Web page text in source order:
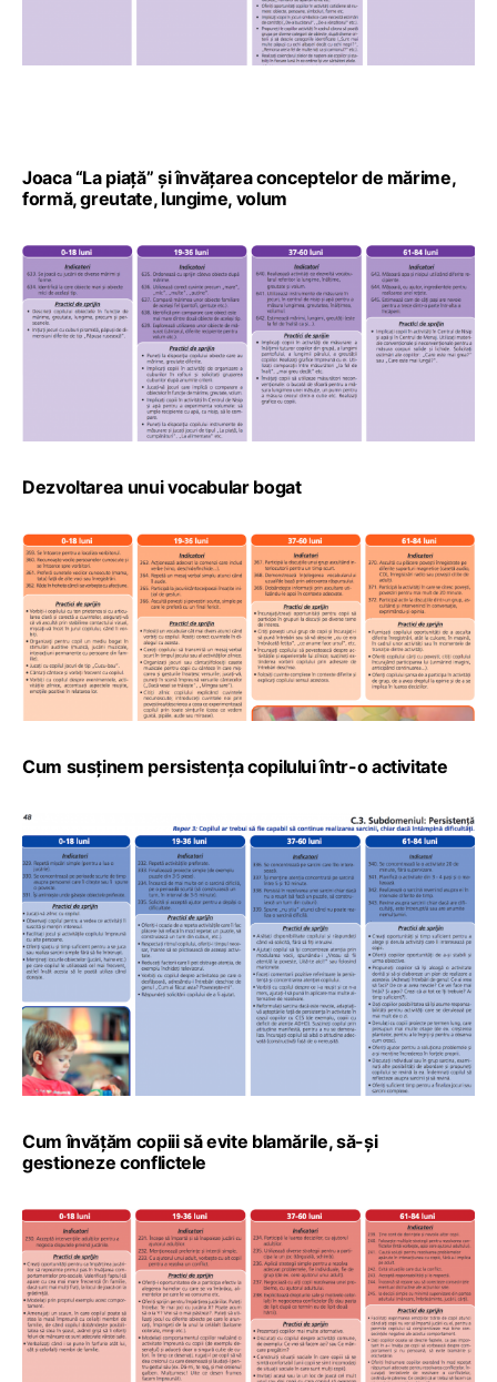
Joaca “La piață” și învățarea conceptelor de mărime,
formă, greutate, lungime, volum
Dezvoltarea unui vocabular bogat
Cum susținem persistența copilului într-o activitate
Cum învățăm copiii să evite blamările, să-și
gestioneze conflictele